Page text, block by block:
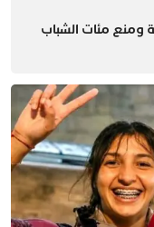
ومنع مئات الشباب